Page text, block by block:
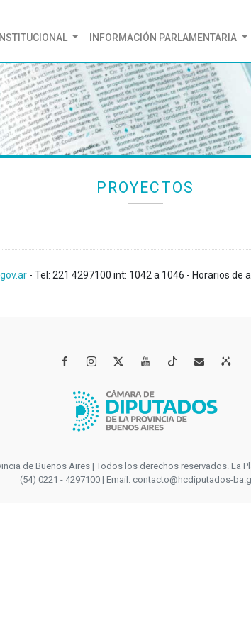
INSTITUCIONAL INFORMACIÓN PARLAMENTARIA
PROYECTOS
- Tel: 221 4297100 int: 1042 a 1046 - Horarios de
   
de Buenos Aires | Todos los derechos reservados. La
(54) 0221 - 4297100 | Email: contacto@hcdiputados-